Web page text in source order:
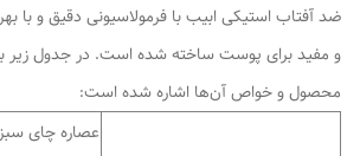
ضد آفتاب استیکی ابیب با فرمولاسیونی دقیق و با
و مفید برای پوست ساخته شده است. در جدول زیر
محصول و خواص آن‌ها اشاره شده است:
عصاره چای